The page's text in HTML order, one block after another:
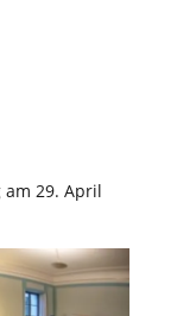
29. April